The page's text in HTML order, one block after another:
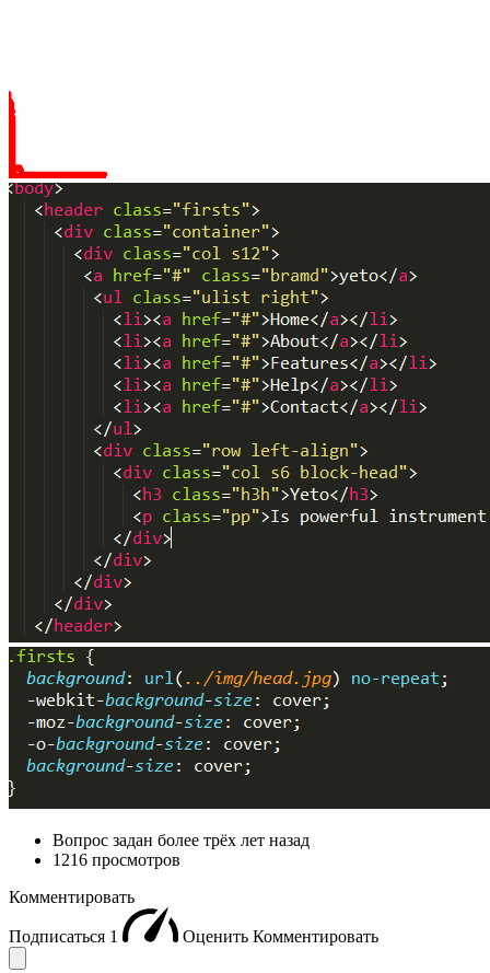
Вопрос задан более трёх лет назад
1216 просмотров
Комментировать
Подписаться 1 Оценить Комментировать